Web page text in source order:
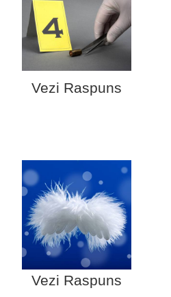
Vezi Raspuns
Vezi Raspuns